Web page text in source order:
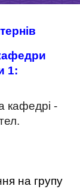
1:
кафедрі -
на групу